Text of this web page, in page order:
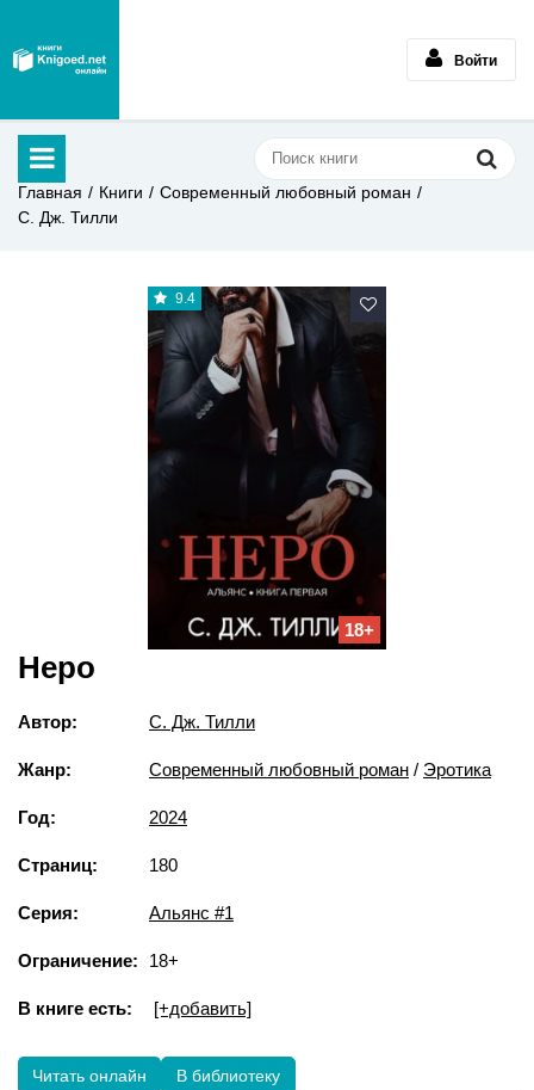
Войти
Главная Книги
Современный любовный роман
С. Дж. Тилли
9.4
18+
Неро
Автор: С. Дж. Тилли
Жанр: Современный любовный роман / Эротика
Год: 2024
Страниц: 180
Серия: Альянс #1
Ограничение: 18+
В книге есть: [+добавить]
Читать онлайн В библиотеку